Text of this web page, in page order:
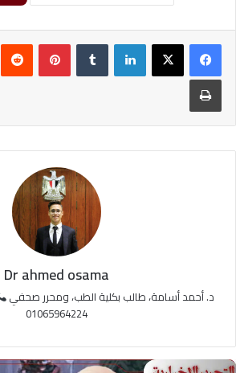
لينكدإن بينتيريست
طباعة
Dr ahmed osama
د. أحمد أسامة، طالب بكلية الطب، ومحرر صحفي
01065964224